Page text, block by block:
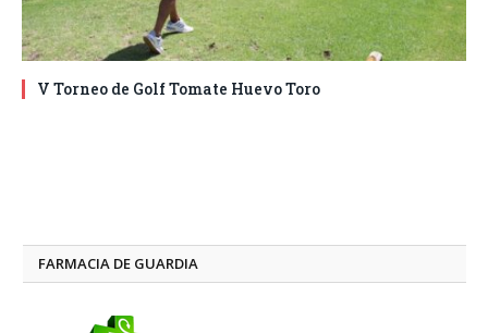
V Torneo de Golf Tomate Huevo Toro
FARMACIA DE GUARDIA